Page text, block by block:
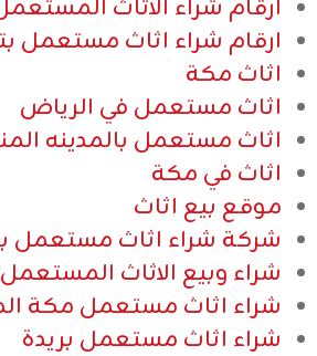
ارقام شراء الاثاث
ارقام شراء اثاث مستعمل
اثاث مكة
اثاث مستعمل في الرياض
اثاث مستعمل بالمدينه
اثاث في مكة
موقع بيع اثاث
شركة شراء اثاث مستعمل
شراء وبيع الاثاث المستعمل
شراء اثاث مستعمل مكة
شراء اثاث مستعمل بريدة